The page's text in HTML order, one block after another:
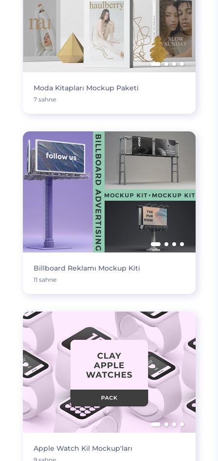
Moda Kitapları Mockup Paketi
7 sahne
Billboard Reklamı Mockup Kiti
11 sahne
Apple Watch Kil Mockup'ları